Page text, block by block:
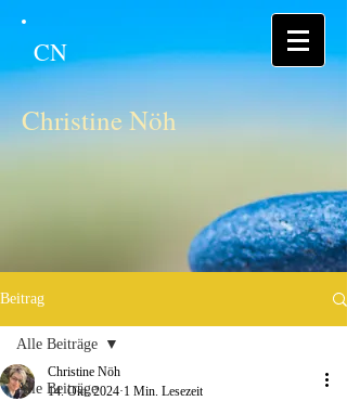
CN
Christine Nöh
Beitrag
Alle Beiträge
Alle Beiträge
Christine Nöh
14. Okt. 2024 1 Min. Lesezeit